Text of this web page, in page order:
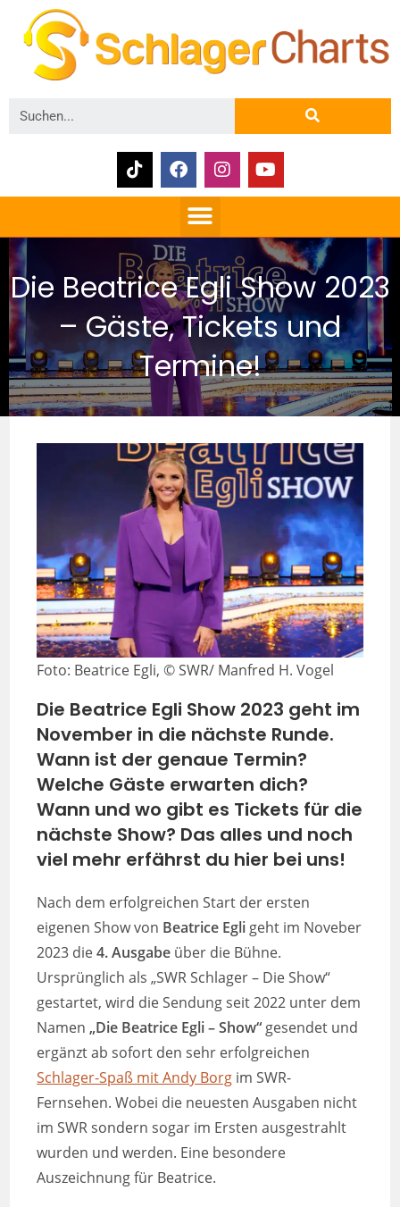
Die Beatrice Egli Show 2023
– Gäste, Tickets und
Termine!
Foto: Beatrice Egli, © SWR/ Manfred H. Vogel
Die Beatrice Egli Show 2023 geht im
November in die nächste Runde.
Wann ist der genaue Termin?
Welche Gäste erwarten dich?
Wann und wo gibt es Tickets für die
nächste Show? Das alles und noch
viel mehr erfährst du hier bei uns!
Nach dem erfolgreichen Start der ersten
eigenen Show von Beatrice Egli geht im Noveber
2023 die4. Ausgabe über die Bühne.
Ursprünglich als „SWR Schlager – Die Show“
gestartet, wird die Sendung seit 2022 unter dem
Namen„Die Beatrice Egli – Show“ gesendet und
ergänzt ab sofort den sehr erfolgreichen
Schlager-Spaß mit Andy Borg im SWR-
Fernsehen. Wobei die neuesten Ausgaben nicht
im SWR sondern sogar im Ersten ausgestrahlt
wurden und werden. Eine besondere
Auszeichnung für Beatrice.